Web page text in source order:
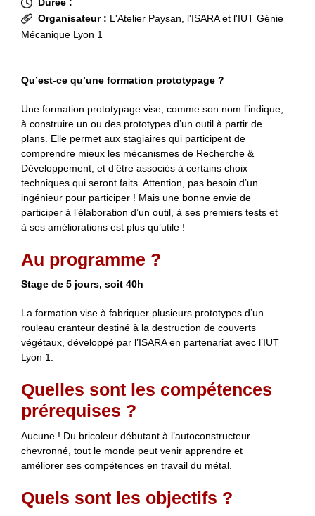
Organisateur : L'Atelier Paysan, l'ISARA et l'IUT Génie
Mécanique Lyon 1
Qu’est-ce qu’une formation prototypage ?
Une formation prototypage vise, comme son nom l’indique,
à construire un ou des prototypes d’un outil à partir de
plans. Elle permet aux stagiaires qui participent de
comprendre mieux les mécanismes de Recherche &
Développement, et d’être associés à certains choix
techniques qui seront faits. Attention, pas besoin d’un
ingénieur pour participer ! Mais une bonne envie de
participer à l’élaboration d’un outil, à ses premiers tests et
à ses améliorations est plus qu’utile !
Au programme ?
Stage de 5 jours, soit 40h
La formation vise à fabriquer plusieurs prototypes d’un
rouleau cranteur destiné à la destruction de couverts
végétaux, développé par l’ISARA en partenariat avec l’IUT
Lyon 1.
Quelles sont les compétences
prérequises ?
Aucune ! Du bricoleur débutant à l’autoconstructeur
chevronné, tout le monde peut venir apprendre et
améliorer ses compétences en travail du métal.
Quels sont les objectifs ?